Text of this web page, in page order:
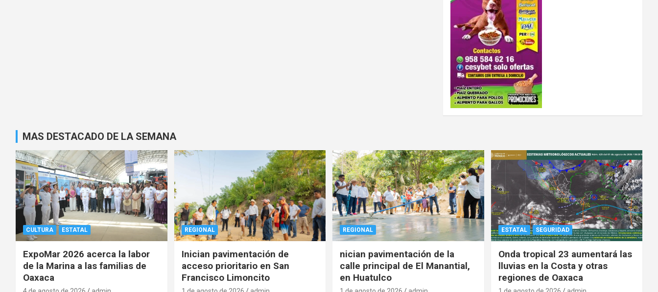
MAS DESTACADO DE LA SEMANA
CULTURA ESTATAL
ExpoMar 2026 acerca la labor
de la Marina a las familias de
Oaxaca
REGIONAL
Inician pavimentación de
acceso prioritario en San
Francisco Limoncito
REGIONAL
nician pavimentación de la
calle principal de El Manantial,
en Huatulco
ESTATAL SEGURIDAD
Onda tropical 23 aumentará las
lluvias en la Costa y otras
regiones de Oaxaca